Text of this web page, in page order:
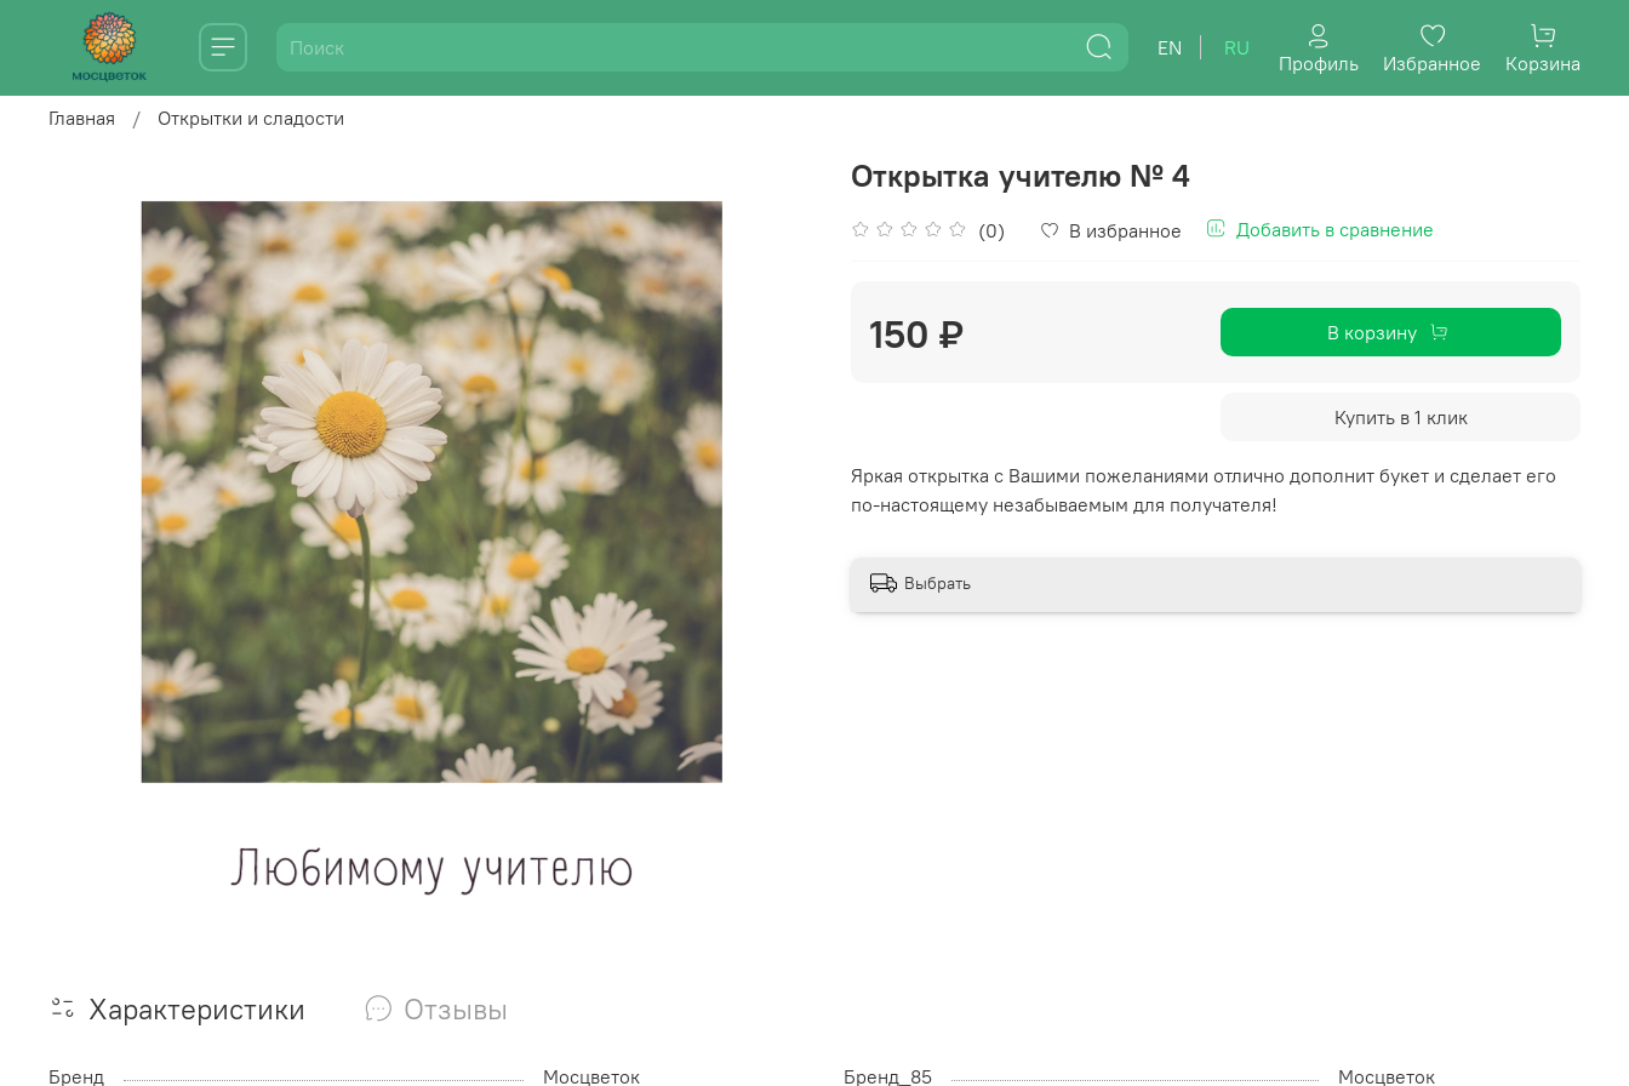
EN RU
Профиль Избранное Корзина
Главная Открытки и сладости
Открытка учителю № 4
(0) В избранное Добавить в сравнение
150 ₽ В корзину
Купить в 1 клик
Яркая открытка с Вашими пожеланиями отлично дополнит букет и сделает его
по-настоящему незабываемым для получателя!
Выбрать
Характеристики Отзывы
Бренд Мосцветок Бренд_85 Мосцветок